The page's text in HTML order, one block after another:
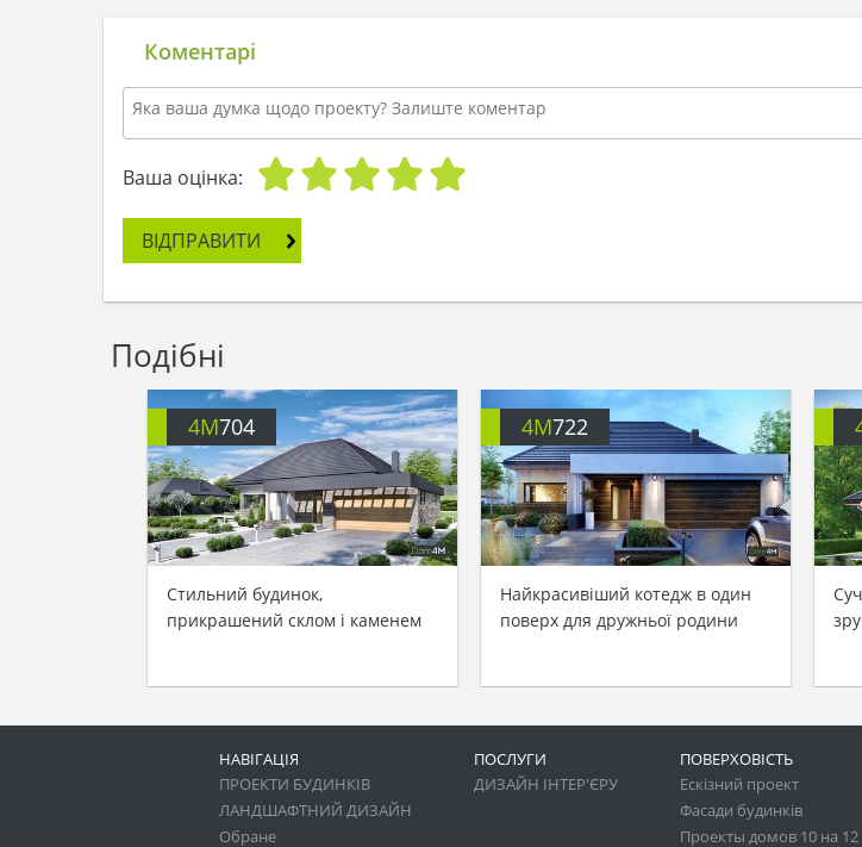
Коментарі
Ваша оцінка:
ВІДПРАВИТИ
Подібні
4M704
Стильний будинок,
прикрашений склом і каменем
4M722
Найкрасивіший котедж в один
поверх для дружньої родини
НАВІГАЦІЯ
ПРОЕКТИ БУДИНКІВ
ЛАНДШАФТНИЙ ДИЗАЙН
Обране
ПОСЛУГИ
ДИЗАЙН ІНТЕР'ЄРУ
ПОВЕРХОВІСТЬ
Ескізний проект
Фасади будинків
Проекты домов 10 на 12